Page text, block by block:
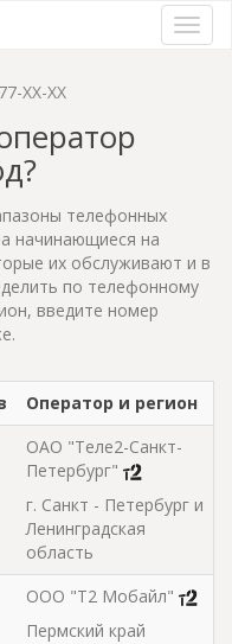
XX-XX
телефонных
начинающиеся на
их обслуживают и в
по телефонному
введите номер
Оператор и регион
ОАО "Теле2-Санкт-
Петербург"
г. Санкт - Петербург и
Ленинградская
область
ООО "Т2 Мобайл"
Пермский край